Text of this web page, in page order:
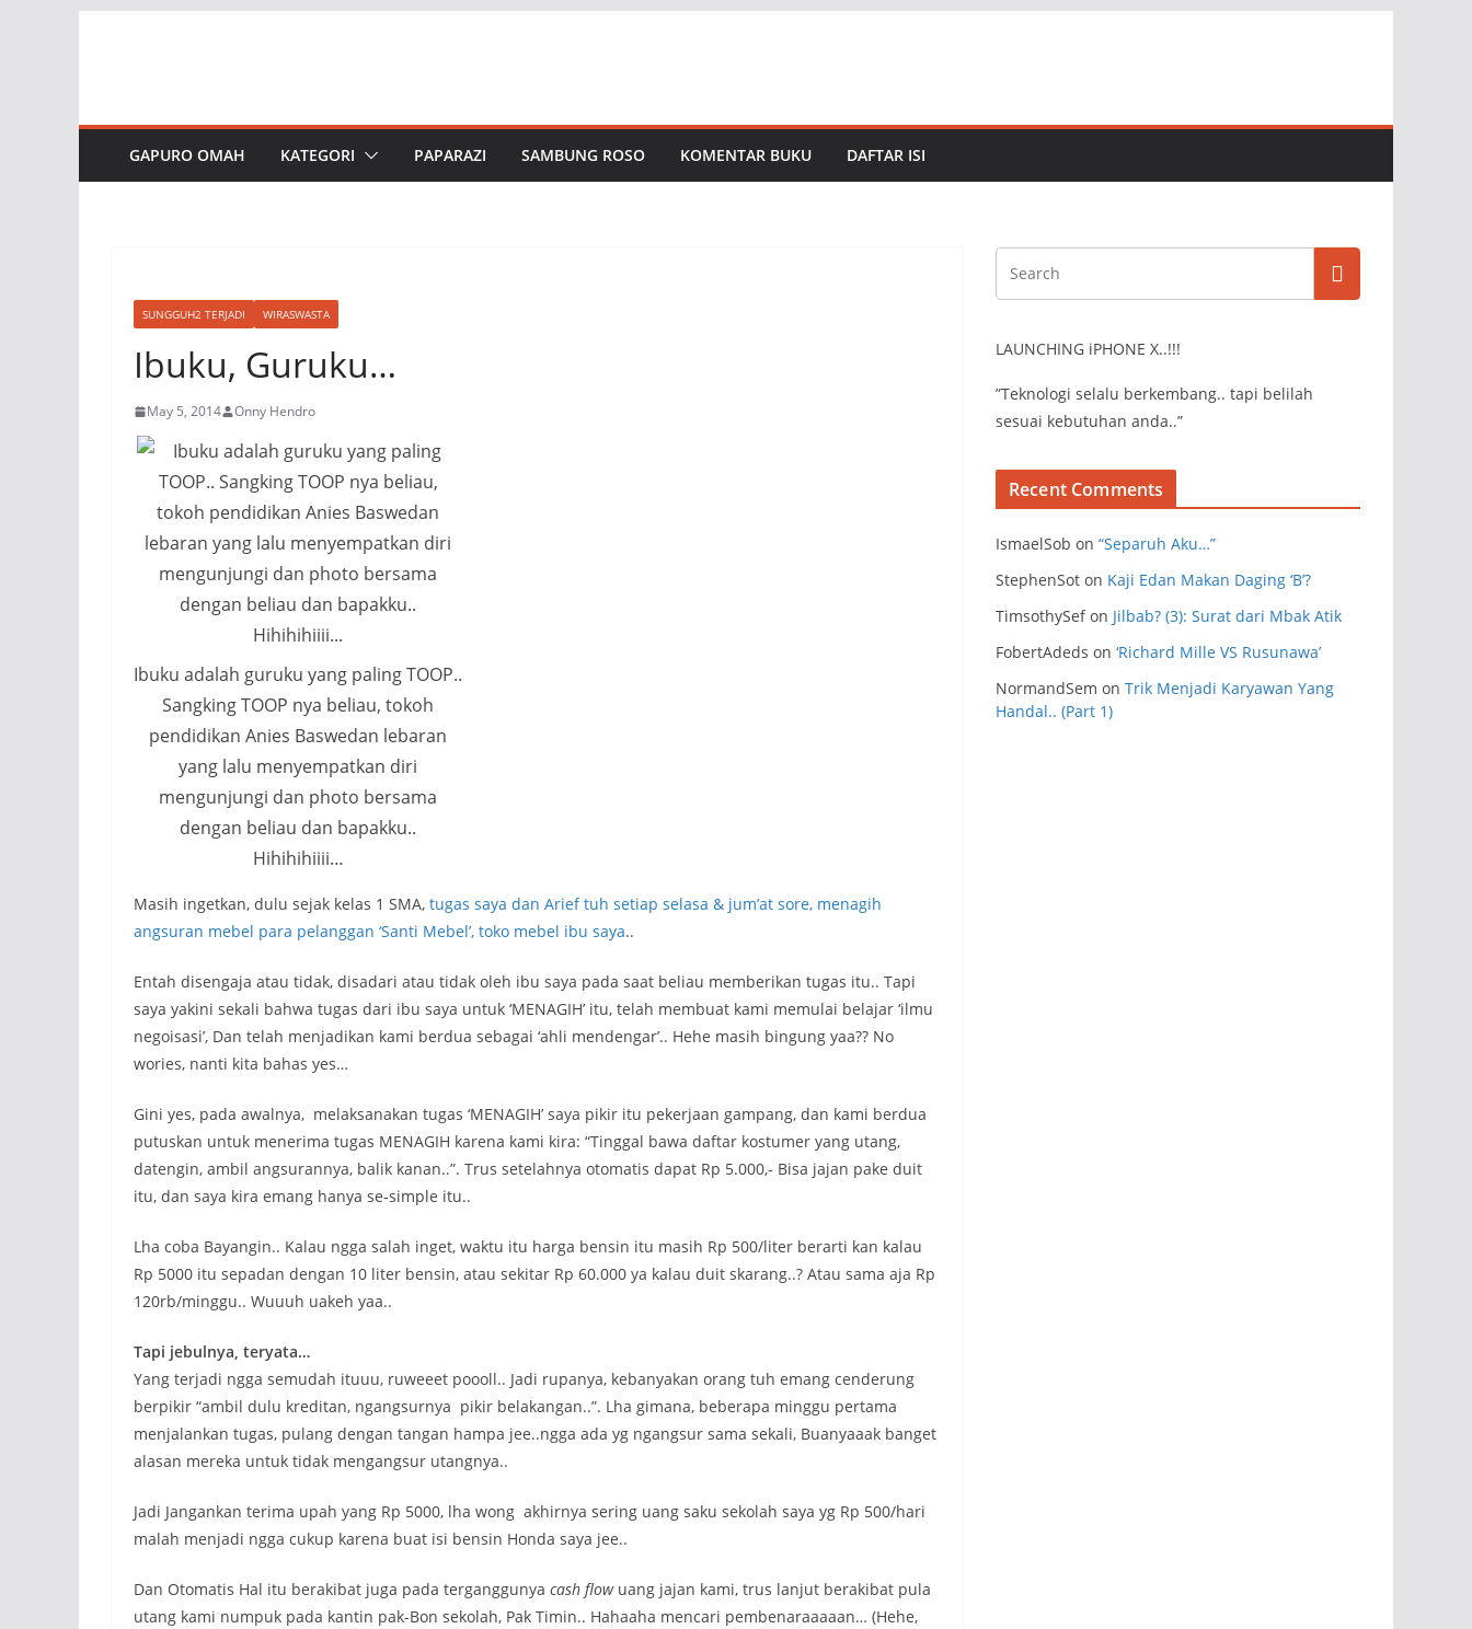
GAPURO OMAH KATEGORI PAPARAZI SAMBUNG ROSO KOMENTAR BUKU DAFTAR ISI
SUNGGUH2 TERJADI WIRASWASTA
Ibuku, Guruku…
May 5, 2014 Onny Hendro
Ibuku adalah guruku yang paling TOOP..
Sangking TOOP nya beliau, tokoh
pendidikan Anies Baswedan lebaran
yang lalu menyempatkan diri
mengunjungi dan photo bersama
dengan beliau dan bapakku..
Hihihihiiii…
Masih ingetkan, dulu sejak kelas 1 SMA, tugas saya dan Arief tuh setiap selasa & jum’at sore, menagih
angsuran mebel para pelanggan ‘Santi Mebel’, toko mebel ibu saya..
Entah disengaja atau tidak, disadari atau tidak oleh ibu saya pada saat beliau memberikan tugas itu.. Tapi
saya yakini sekali bahwa tugas dari ibu saya untuk ‘MENAGIH’ itu, telah membuat kami memulai belajar ‘ilmu
negoisasi’, Dan telah menjadikan kami berdua sebagai ‘ahli mendengar’.. Hehe masih bingung yaa?? No
wories, nanti kita bahas yes…
Gini yes, pada awalnya, melaksanakan tugas ‘MENAGIH’ saya pikir itu pekerjaan gampang, dan kami berdua
putuskan untuk menerima tugas MENAGIH karena kami kira: “Tinggal bawa daftar kostumer yang utang,
datengin, ambil angsurannya, balik kanan..”. Trus setelahnya otomatis dapat Rp 5.000,- Bisa jajan pake duit
itu, dan saya kira emang hanya se-simple itu..
Lha coba Bayangin.. Kalau ngga salah inget, waktu itu harga bensin itu masih Rp 500/liter berarti kan kalau
Rp 5000 itu sepadan dengan 10 liter bensin, atau sekitar Rp 60.000 ya kalau duit skarang..? Atau sama aja Rp
120rb/minggu.. Wuuuh uakeh yaa..
Tapi jebulnya, teryata…
Yang terjadi ngga semudah ituuu, ruweeet poooll.. Jadi rupanya, kebanyakan orang tuh emang cenderung
berpikir “ambil dulu kreditan, ngangsurnya pikir belakangan..”. Lha gimana, beberapa minggu pertama
menjalankan tugas, pulang dengan tangan hampa jee..ngga ada yg ngangsur sama sekali, Buanyaaak banget
alasan mereka untuk tidak mengangsur utangnya..
Jadi Jangankan terima upah yang Rp 5000, lha wong akhirnya sering uang saku sekolah saya yg Rp 500/hari
malah menjadi ngga cukup karena buat isi bensin Honda saya jee..
Dan Otomatis Hal itu berakibat juga pada terganggunya cash flowuang jajan kami, trus lanjut berakibat pula
utang kami numpuk pada kantin pak-Bon sekolah, Pak Timin.. Hahaaha mencari pembenaraaaaan… (Hehe,
LAUNCHING iPHONE X..!!!
”Teknologi selalu berkembang.. tapi belilah
sesuai kebutuhan anda..”
Recent Comments
IsmaelSob on “Separuh Aku…”
StephenSot on Kaji Edan Makan Daging ‘B’?
TimsothySefon Jilbab? (3): Surat dari Mbak Atik
FobertAdeds on ‘Richard Mille VS Rusunawa’
NormandSem on Trik Menjadi Karyawan Yang
Handal.. (Part 1)